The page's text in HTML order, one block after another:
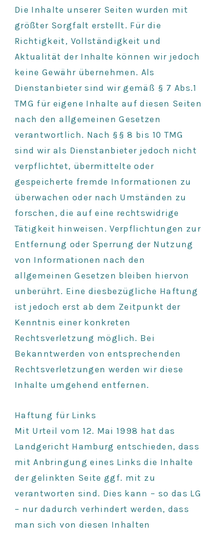
Die Inhalte unserer Seiten wurden mit
größter Sorgfalt erstellt. Für die
Richtigkeit, Vollständigkeit und
Aktualität der Inhalte können wir jedoch
keine Gewähr übernehmen. Als
Dienstanbieter sind wir gemäß § 7 Abs.1
TMG für eigene Inhalte auf diesen Seiten
nach den allgemeinen Gesetzen
verantwortlich. Nach §§ 8 bis 10 TMG
sind wir als Dienstanbieter jedoch nicht
verpflichtet, übermittelte oder
gespeicherte fremde Informationen zu
überwachen oder nach Umständen zu
forschen, die auf eine rechtswidrige
Tätigkeit hinweisen. Verpflichtungen zur
Entfernung oder Sperrung der Nutzung
von Informationen nach den
allgemeinen Gesetzen bleiben hiervon
unberührt. Eine diesbezügliche Haftung
ist jedoch erst ab dem Zeitpunkt der
Kenntnis einer konkreten
Rechtsverletzung möglich. Bei
Bekanntwerden von entsprechenden
Rechtsverletzungen werden wir diese
Inhalte umgehend entfernen.
Haftung für Links
Mit Urteil vom 12. Mai 1998 hat das
Landgericht Hamburg entschieden, dass
mit Anbringung eines Links die Inhalte
der gelinkten Seite ggf. mit zu
verantworten sind. Dies kann – so das LG
– nur dadurch verhindert werden, dass
man sich von diesen Inhalten